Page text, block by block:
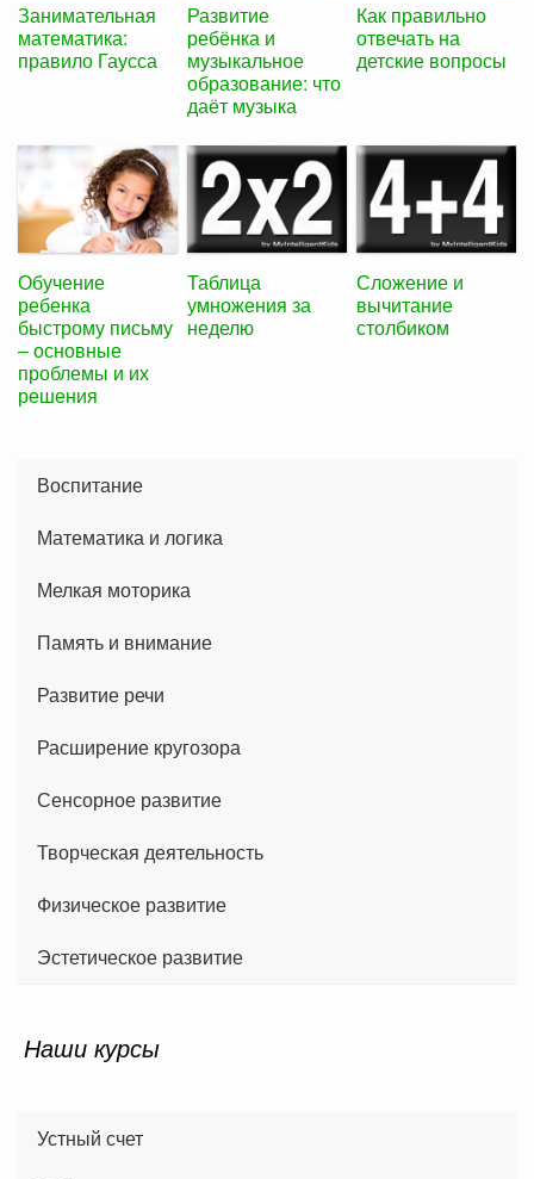
Занимательная
математика:
правило Гаусса
Развитие
ребёнка и
музыкальное
образование: что
даёт музыка
Как правильно
отвечать на
детские вопросы
Обучение
ребенка
быстрому письму
– основные
проблемы и их
решения
Таблица
умножения за
неделю
Сложение и
вычитание
столбиком
Воспитание
Математика и логика
Мелкая моторика
Память и внимание
Развитие речи
Расширение кругозора
Сенсорное развитие
Творческая деятельность
Физическое развитие
Эстетическое развитие
Наши курсы
Устный счет